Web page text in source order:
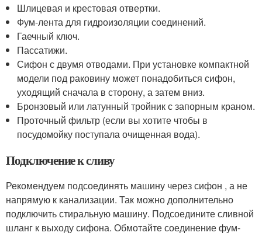
Шлицевая и крестовая отвертки.
Фум-лента для гидроизоляции соединений.
Гаечный ключ.
Пассатижи.
Сифон с двумя отводами. При установке компактной
модели под раковину может понадобиться сифон,
уходящий сначала в сторону, а затем вниз.
Бронзовый или латунный тройник с запорным краном.
Проточный фильтр (если вы хотите чтобы в
посудомойку поступала очищенная вода).
Подключение к сливу
Рекомендуем подсоединять машину через сифон , а не
напрямую к канализации. Так можно дополнительно
подключить стиральную машину. Подсоедините сливной
шланг к выходу сифона. Обмотайте соединение фум-